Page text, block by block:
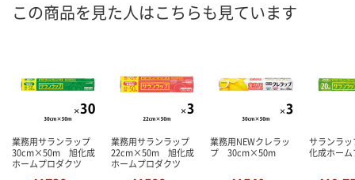
この商品を見た人はこちらも見ています
業務用サランラップ
30cm×50m 旭化成
ホームプロダクツ
業務用サランラップ
22cm×50m 旭化成
ホームプロダクツ
業務用NEWクレラッ
プ 30cm×50m
サランラッ
化成ホー